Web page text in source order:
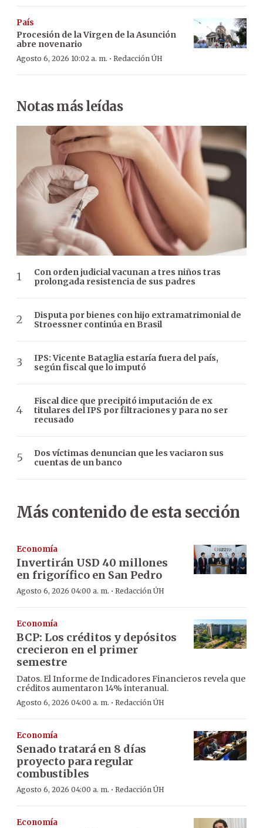
País
Procesión de la Virgen de la Asunción
abre novenario
Agosto 6, 2026 10:02 a. m. · Redacción ÚH
Notas más leídas
Con orden judicial vacunan a tres niños tras
prolongada resistencia de sus padres
Disputa por bienes con hijo extramatrimonial de
Stroessner continúa en Brasil
IPS: Vicente Bataglia estaría fuera del país,
según fiscal que lo imputó
Fiscal dice que precipitó imputación de ex
titulares del IPS por filtraciones y para no ser
recusado
Dos víctimas denuncian que les vaciaron sus
cuentas de un banco
Más contenido de esta sección
Economía
Invertirán USD 40 millones
en frigorífico en San Pedro
Agosto 6, 2026 04:00 a. m. · Redacción ÚH
Economía
BCP: Los créditos y depósitos
crecieron en el primer
semestre
Datos. El Informe de Indicadores Financieros revela que
créditos aumentaron 14% interanual.
Agosto 6, 2026 04:00 a. m. · Redacción ÚH
Economía
Senado tratará en 8 días
proyecto para regular
combustibles
Agosto 6, 2026 04:00 a. m. · Redacción ÚH
Economía